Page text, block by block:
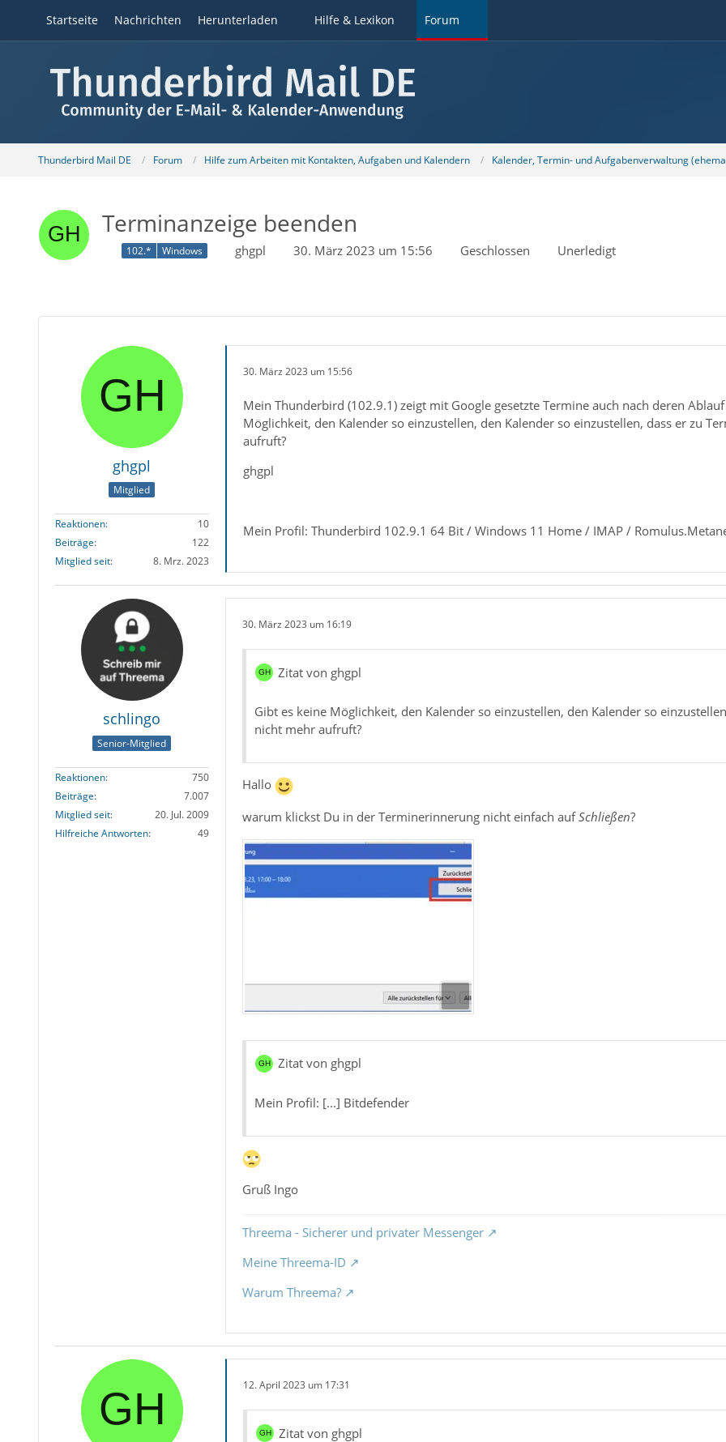
Startseite Nachrichten Herunterladen Hilfe & Lexikon Forum
Thunderbird Mail DE Forum Hilfe zum Arbeiten mit Kontakten, Aufgaben und Kalendern Kalender, Termin- und Aufgabenverwaltung
Terminanzeige beenden
102.* Windows ghgpl 30. März 2023 um 15:56 Geschlossen Unerledigt
ghgpl
Mitglied
Reaktionen
10
Beiträge
122
Mitglied seit
8. Mrz. 2023
30. März 2023 um 15:56
Mein Thunderbird (102.9.1) zeigt mit Google gesetzte Termine auch nach deren
Möglichkeit, den Kalender so einzustellen, den Kalender so einzustellen, dass er zu
aufruft?
ghgpl
Mein Profil: Thunderbird 102.9.1 64 Bit / Windows 11 Home / IMAP /
schlingo
Senior-Mitglied
Reaktionen
750
Beiträge
7.007
Mitglied seit
20. Jul. 2009
Hilfreiche Antworten
49
30. März 2023 um 16:19
Zitat von ghgpl
Gibt es keine Möglichkeit, den Kalender so einzustellen, den Kalender so
nicht mehr aufruft?
Hallo
warum klickst Du in der Terminerinnerung nicht einfach aufSchließen?
Zitat von ghgpl
Mein Profil: [...] Bitdefender
Gruß Ingo
Threema - Sicherer und privater Messenger
Meine Threema-ID
Warum Threema?
12. April 2023 um 17:31
Zitat von ghgpl